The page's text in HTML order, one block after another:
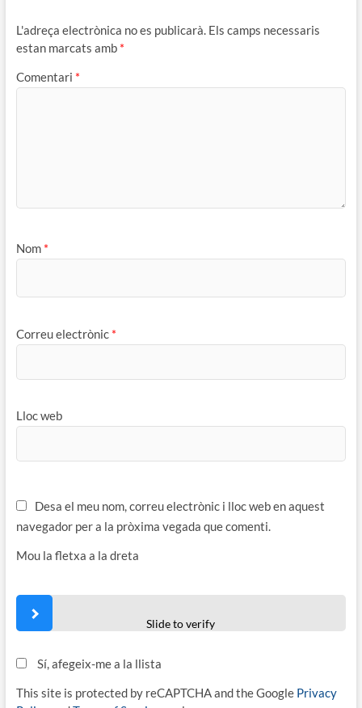
L'adreça electrònica no es publicarà. Els camps necessaris
estan marcats amb *
Comentari *
Nom *
Correu electrònic *
Lloc web
Desa el meu nom, correu electrònic i lloc web en aquest
navegador per a la pròxima vegada que comenti.
Mou la fletxa a la dreta
Slide to verify
Sí, afegeix-me a la llista
This site is protected by reCAPTCHA and the Google Privacy